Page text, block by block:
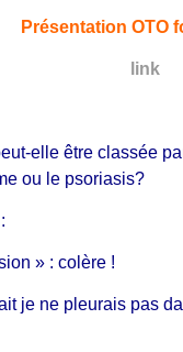
Présentation OTO
link
elle être classée
ou le psoriasis?
» : colère !
je ne pleurais pas